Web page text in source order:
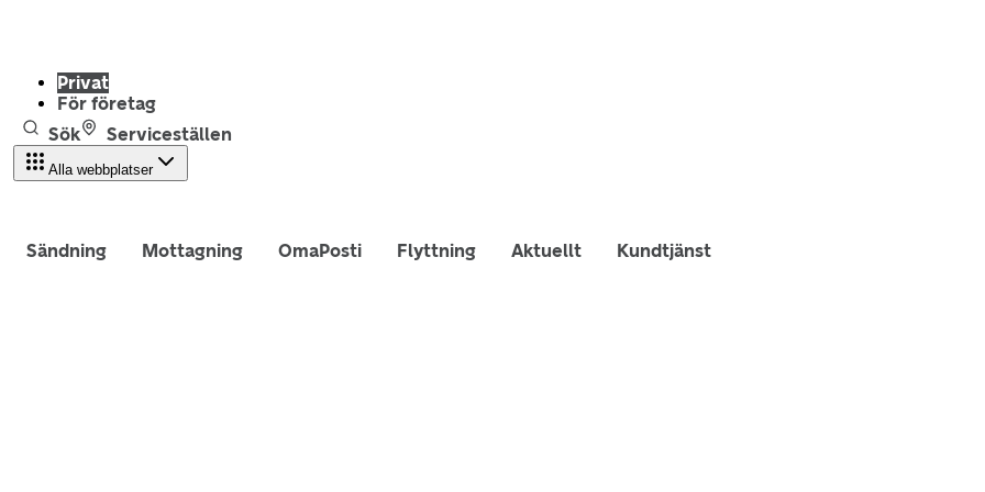
Privat
För företag
Sök
Serviceställen
Alla webbplatser
Sändning Mottagning OmaPosti Flyttning Aktuellt Kundtjänst